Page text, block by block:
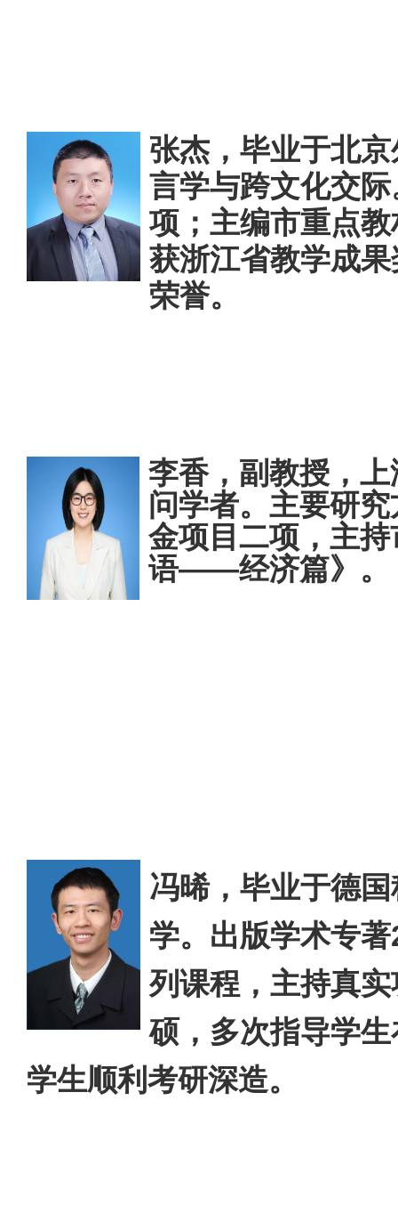
张杰，毕业于北
言学与跨文化交
项；主编市重点
获浙江省教学成
荣誉。
李香，副教授 ，
问学者。主要研
金项目二项，主
语——经济篇》。
冯晞， 毕业于德
学。出版学术专
列课程，主持真
硕，多次指导学
学生顺利考研深造。